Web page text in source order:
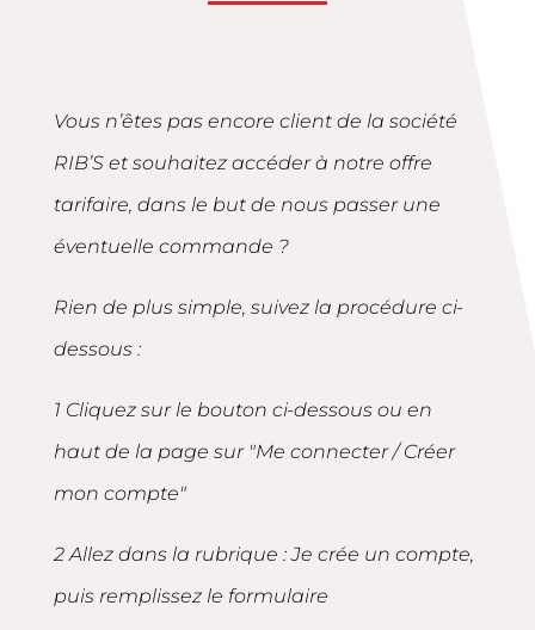
Vous n’êtes pas encore client de la société
RIB’S et souhaitez accéder à notre offre
tarifaire, dans le but de nous passer une
éventuelle commande ?
Rien de plus simple, suivez la procédure ci-
dessous :
1 Cliquez sur le bouton ci-dessous ou en
haut de la page sur "Me connecter / Créer
mon compte"
2 Allez dans la rubrique : Je crée un compte,
puis remplissez le formulaire